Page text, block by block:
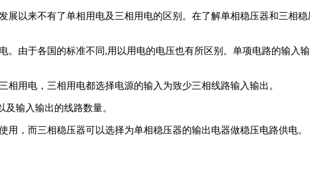
来不有了单相用电及三相用电的区别。在了解单相稳压器和三相稳
于各国的标准不同,用以用电的电压也有所区别。单项电路的输入
用电，三相用电都选择电源的输入为致少三相线路输入输出。
输入输出的线路数量。
，而三相稳压器可以选择为单相稳压器的输出电器做稳压电路供电。